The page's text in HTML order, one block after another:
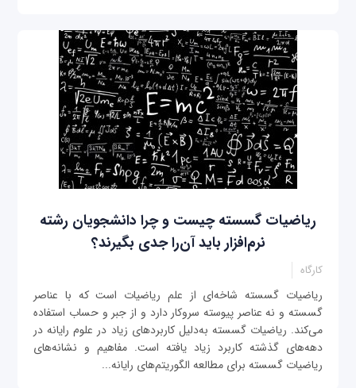
ریاضیات گسسته چیست و چرا دانشجویان رشته
نرم‌افزار باید آن‌را جدی بگیرند؟
کارگاه
ریاضیات گسسته شاخه‌ای از علم ریاضیات است که با عناصر
گسسته و نه عناصر پیوسته سروکار دارد و از جبر و حساب استفاده
می‌کند. ریاضیات گسسته به‌دلیل کاربردهای زیاد در علوم رایانه در
دهه‌های گذشته کاربرد زیاد یافته ‌است. مفاهیم و نشانه‌های
ریاضیات گسسته برای مطالعه الگوریتم‌های رایانه...